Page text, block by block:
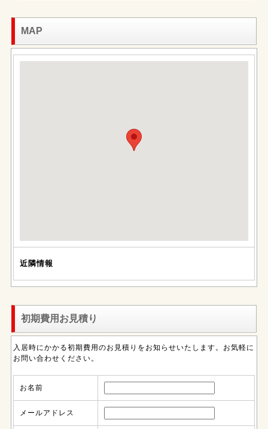
MAP
近隣情報
初期費用お見積り
入居時にかかる初期費用のお見積りをお知らせいたします。お気軽に
お問い合わせください。
お名前
メールアドレス